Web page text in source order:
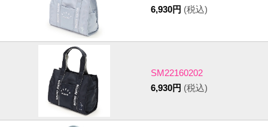
6,930円 (税込)
SM22160202
6,930円 (税込)